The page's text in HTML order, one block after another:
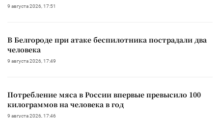
9 августа 2026, 17:51
В Белгороде при атаке беспилотника пострадали два
человека
9 августа 2026, 17:49
Потребление мяса в России впервые превысило 100
килограммов на человека в год
9 августа 2026, 17:46